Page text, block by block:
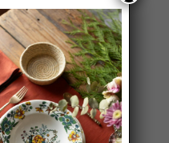
distintiva
detalles en
en
Los